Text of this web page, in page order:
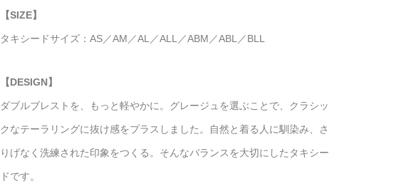
【SIZE】
タキシードサイズ：AS／AM／AL／ALL／ABM／ABL／BLL
【DESIGN】
ダブルブレストを、もっと軽やかに。グレージュを選ぶことで、クラシッ
クなテーラリングに抜け感をプラスしました。自然と着る人に馴染み、さ
りげなく洗練された印象をつくる。そんなバランスを大切にしたタキシー
ドです。